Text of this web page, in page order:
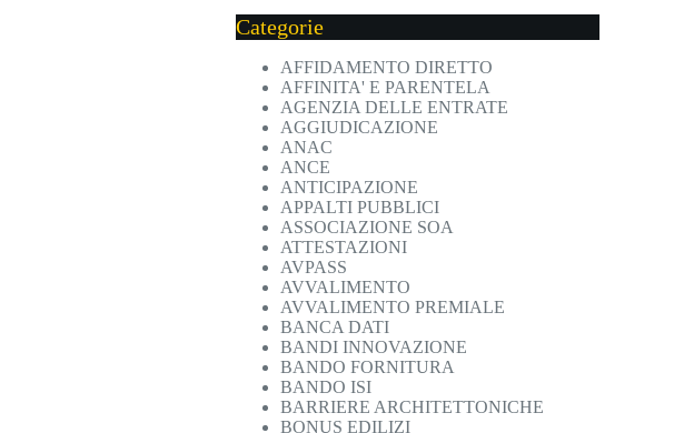
Categorie
AFFIDAMENTO DIRETTO
AFFINITA' E PARENTELA
AGENZIA DELLE ENTRATE
AGGIUDICAZIONE
ANAC
ANCE
ANTICIPAZIONE
APPALTI PUBBLICI
ASSOCIAZIONE SOA
ATTESTAZIONI
AVPASS
AVVALIMENTO
AVVALIMENTO PREMIALE
BANCA DATI
BANDI INNOVAZIONE
BANDO FORNITURA
BANDO ISI
BARRIERE ARCHITETTONICHE
BONUS EDILIZI